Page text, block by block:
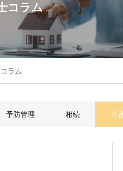
コ ラム
ラム
予防管理 相続 弁